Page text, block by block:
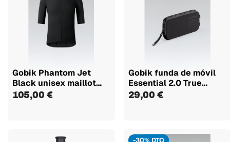
Gobik Phantom Jet
Black unisex maillot
manga corta
105,00 €
Gobik funda de móvil
Essential 2.0 True
Black
29,00 €
-30% DTO